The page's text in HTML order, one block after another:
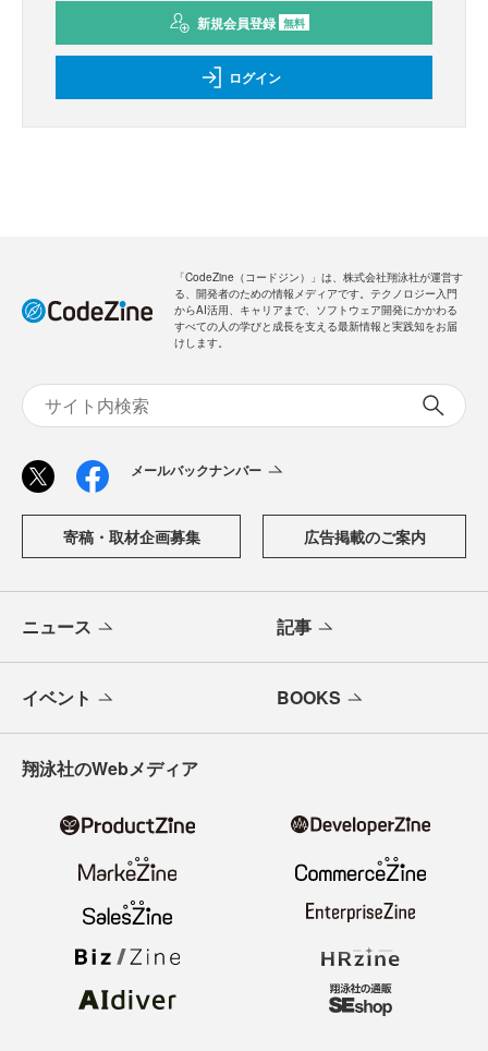
新規会員登録 無料
ログイン
「CodeZine（コードジン）」は、株式会社翔泳社が運営す
る、開発者のための情報メディアです。テクノロジー入門
からAI活用、キャリアまで、ソフトウェア開発にかかわる
すべての人の学びと成長を支える最新情報と実践知をお届
けします。
メールバックナンバー
寄稿・取材企画募集 広告掲載のご案内
ニュース 記事
イベント BOOKS
翔泳社のWebメディア